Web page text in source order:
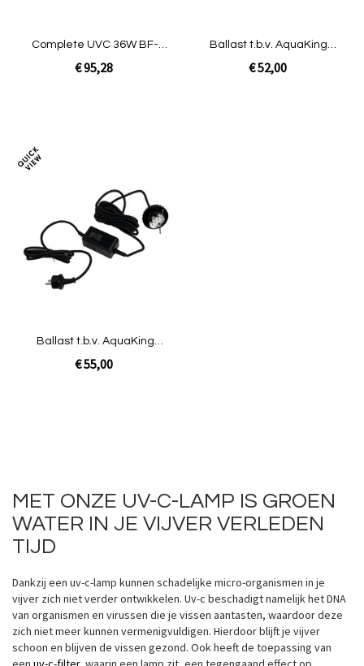
Complete UVC 36W BF-
€ 95,28
Ballast t.b.v. AquaKing
€ 52,00
te
vergelijken
Ballast t.b.v. AquaKing
€ 55,00
MET ONZE UV-C-LAMP IS GROEN
WATER IN JE VIJVER VERLEDEN
TIJD
Dankzij een uv-c-lamp kunnen schadelijke micro-organismen in je
vijver zich niet verder ontwikkelen. Uv-c beschadigt namelijk het DNA
van organismen en virussen die je vissen aantasten, waardoor deze
zich niet meer kunnen vermenigvuldigen. Hierdoor blijft je vijver
schoon en blijven de vissen gezond. Ook heeft de toepassing van